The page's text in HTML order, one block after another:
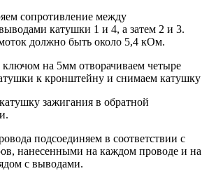
сопротивление между
катушки 1 и 4, а затем 2 и 3.
должно быть около 5,4 кОм.
на 5мм отворачиваем четыре
к кронштейну и снимаем катушку
зажигания в обратной
подсоединяем в соответствии с
нанесенными на каждом проводе и на
с выводами.